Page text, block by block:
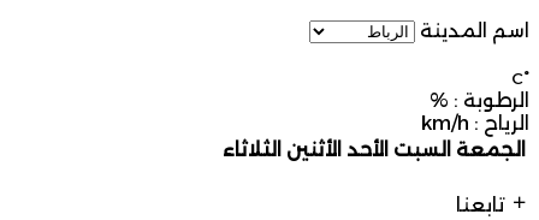
اسم المدينة
°C
الرطوبة : %
الرياح : km/h
الجمعة السبت الأحد الأثنين الثلاثاء
تابعنا